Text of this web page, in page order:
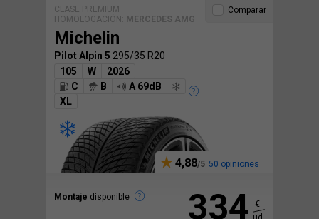
CLASE PREMIUM
HOMOLOGACIÓN:
MERCEDES AMG
Michelin
Pilot Alpin 5 295/35 R20
105
W
2026
C
B
A 69dB
XL
4,88 50 opiniones
Montaje disponible
Comparar
334
€